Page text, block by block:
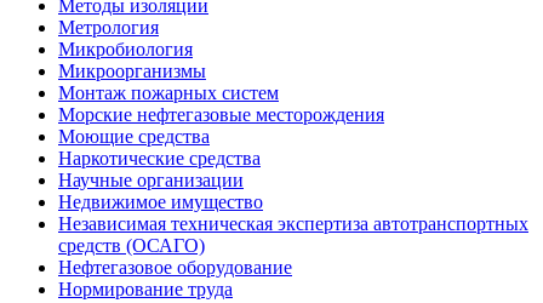
Методы изоляции
Метрология
Микробиология
Микроорганизмы
Монтаж пожарных систем
Морские нефтегазовые месторождения
Моющие средства
Наркотические средства
Научные организации
Недвижимое имущество
Независимая техническая экспертиза автотранспортных
средств (ОСАГО)
Нефтегазовое оборудование
Нормирование труда